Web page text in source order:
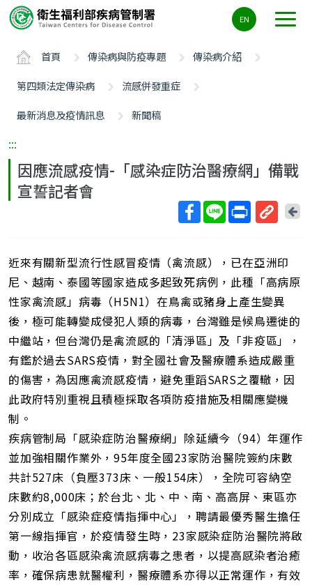
要
ALT+C
EN
首頁 傳染病與防疫專題
傳染病介紹
第四類法定傳染病
流感併發重症
最新消息及疫情訊息
新聞稿
:::
因應流感疫情-「感染症防治醫療網」備戰
宣誓記者會
短
網
址
回
近來有關新型流行性感冒疫情（禽流感），已在亞洲印
尼、越南、泰國等國家造成多起致死病例，此種「高病原
性家禽流感」病毒（H5N1）在鳥禽或豬身上產生變異
後，極可能轉變成侵犯人類的病毒，台灣雖是候鳥遷徙的
中繼站，但台灣仍是禽流感的「清淨區」及「非疫區」，
有鑑於過去SARS疫情，對全國社會及醫療體系造成嚴重
的傷害，為因應禽流感疫情，避免重蹈SARS之覆轍，因
此政府特別重視且積極採取各項防疫措施及相關應變機
制。
疾病管制局「感染症防治醫療網」除延續今（94）年運作
並加強相關作業外，95年度全國23家防治醫院簽約床數
共計527床（負壓373床、一般154床），全院可容納空
床數約8,000床；於台北、北、中、南、高高屏、東區亦
分別成立「感染症疫情指揮中心」，聘請最優秀醫生擔任
第一線指揮官，於疫情發生時，23家感染症防治醫院將啟
動，收治各區感染禽流感病毒之患者，以提高感染者治癒
率，確保病患就醫權利，醫療體系亦得以正常運作，有效